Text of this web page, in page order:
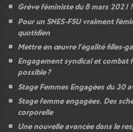
Grève féministe du 8 mars 2021!
Pour un SNES-FSUvraiment
quotidien
Mettre en œuvre l’égalité filles-
Engagement syndical et
possible ?
Stage Femmes Engagées du 30
Stage femme engagées. Des
corporelle
Une nouvelle avancée dans le